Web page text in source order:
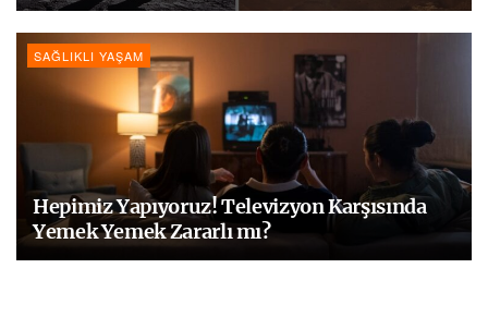
SAĞLIKLI YAŞAM
Hepimiz Yapıyoruz! Televizyon Karşısında
Yemek Yemek Zararlı mı?